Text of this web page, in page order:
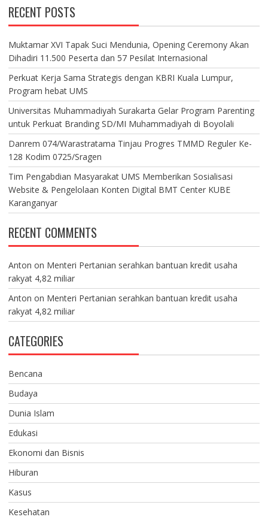
RECENT POSTS
Muktamar XVI Tapak Suci Mendunia, Opening Ceremony Akan
Dihadiri 11.500 Peserta dan 57 Pesilat Internasional
Perkuat Kerja Sama Strategis dengan KBRI Kuala Lumpur,
Program hebat UMS
Universitas Muhammadiyah Surakarta Gelar Program Parenting
untuk Perkuat Branding SD/MI Muhammadiyah di Boyolali
Danrem 074/Warastratama Tinjau Progres TMMD Reguler Ke-
128 Kodim 0725/Sragen
Tim Pengabdian Masyarakat UMS Memberikan Sosialisasi
Website & Pengelolaan Konten Digital BMT Center KUBE
Karanganyar
RECENT COMMENTS
Anton on Menteri Pertanian serahkan bantuan kredit usaha
rakyat 4,82 miliar
Anton on Menteri Pertanian serahkan bantuan kredit usaha
rakyat 4,82 miliar
CATEGORIES
Bencana
Budaya
Dunia Islam
Edukasi
Ekonomi dan Bisnis
Hiburan
Kasus
Kesehatan